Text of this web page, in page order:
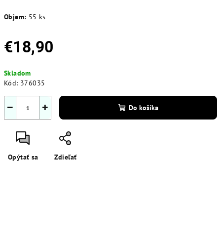
Objem: 55 ks
€18,90
cena:
Skladom
Kód: 376035
+
− Do košíka
Opýtať sa Zdieľať